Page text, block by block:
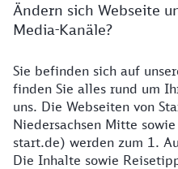
Ändern sich Webseite
Media-Kanäle?
Details zur Website
Sie befinden sich auf
finden Sie alles rund um
uns. Die Webseiten von
Niedersachsen Mitte
start.de) werden zum 1.
Die Inhalte sowie